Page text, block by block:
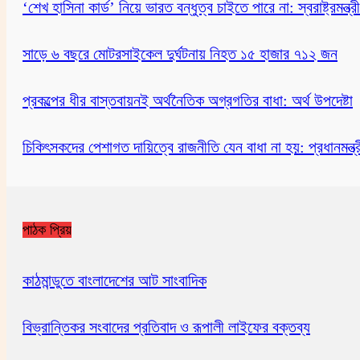
‘শেখ হাসিনা কার্ড’ নিয়ে ভারত বন্ধুত্ব চাইতে পারে না: স্বরাষ্ট্রমন্ত্রী
সাড়ে ৬ বছরে মোটরসাইকেল দুর্ঘটনায় নিহত ১৫ হাজার ৭১২ জন
প্রকল্পের ধীর বাস্তবায়নই অর্থনৈতিক অগ্রগতির বাধা: অর্থ উপদেষ্টা
চিকিৎসকদের পেশাগত দায়িত্বে রাজনীতি যেন বাধা না হয়:
পাঠক প্রিয়
কাঠমান্ডুতে বাংলাদেশের আট সাংবাদিক
বিভ্রান্তিকর সংবাদের প্রতিবাদ ও রূপালী লাইফের বক্তব্য